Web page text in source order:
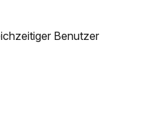
Benutzer